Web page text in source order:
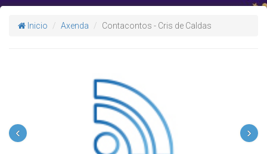
Inicio Axenda Contacontos - Cris de Caldas
‹ ›